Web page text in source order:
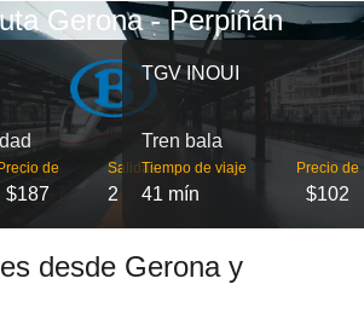
Gerona - Perpiñán
Precio de
$187
Salidas
2
TGV INOUI
Tren bala
Tiempo de viaje
41 mín
Precio de
$102
desde Gerona y